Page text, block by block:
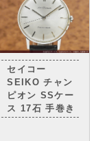
セイコー
SEIKO チャン
ピオン SSケー
ス 17石 手巻き